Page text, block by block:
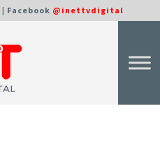
| Facebook @inettvdigital